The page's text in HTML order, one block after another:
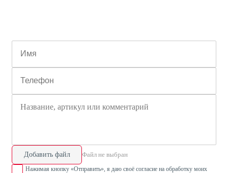
Добавить файл Файл не выбран
Нажимая кнопку «Отправить», я даю своё согласие на обработку моих